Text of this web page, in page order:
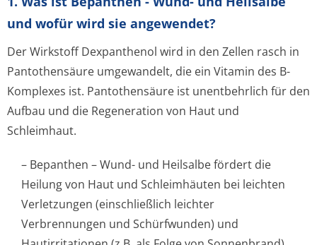
und wofür wird sie angewendet?
Der Wirkstoff Dexpanthenol wird in den Zellen rasch in
Pantothensäure umgewandelt, die ein Vitamin des B-
Komplexes ist. Pantothensäure ist unentbehrlich für den
Aufbau und die Regeneration von Haut und
Schleimhaut.
– Bepanthen – Wund- und Heilsalbe fördert die
Heilung von Haut und Schleimhäuten bei leichten
Verletzungen (einschließlich leichter
Verbrennungen und Schürfwunden) und